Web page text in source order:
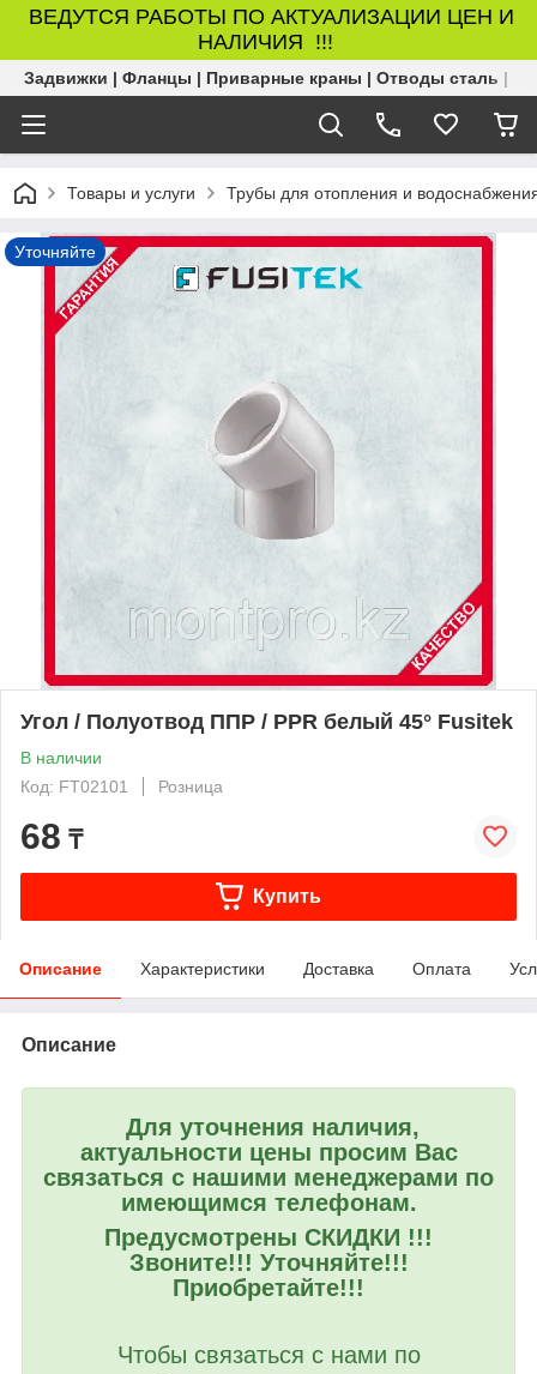
ВЕДУТСЯ РАБОТЫ ПО АКТУАЛИЗАЦИИ ЦЕН И
НАЛИЧИЯ !!!
Задвижки | Фланцы | Приварные краны | Отводы сталь |
Товары и услуги Трубы для отопления и
Уточняйте
Угол / Полуотвод ППР / PPR белый 45° Fusitek
В наличии
Код: FT02101
Розница
68 ₸
Купить
Описание Характеристики Доставка Оплата
Описание
Для уточнения наличия,
актуальности цены просим Вас
связаться с нашими менеджерами по
имеющимся телефонам.
Предусмотрены СКИДКИ !!!
Звоните!!! Уточняйте!!!
Приобретайте!!!
Чтобы связаться с нами по